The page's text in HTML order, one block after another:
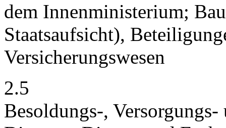
dem Innenministerium;
Staatsaufsicht),
Versicherungswesen
2.5
Besoldungs-,